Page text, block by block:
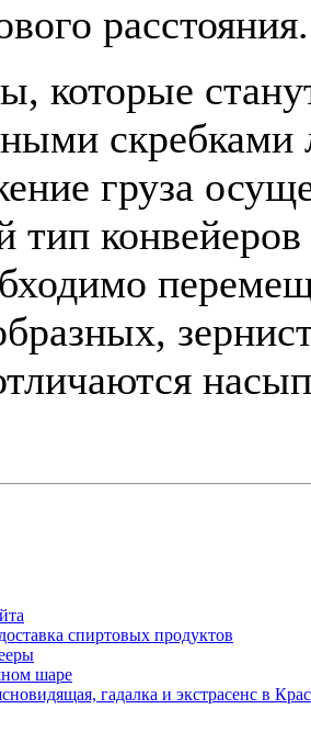
расстояния.
которые
груза
конвейеров
спиртовых продуктов
шаре
гадалка и экстрасенс в